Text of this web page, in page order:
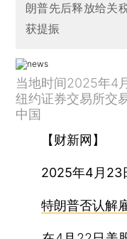
朗普先后释放给关
获提振
当地时间2025年4
纽约证券交易所交
中国
【财新网】
2025年4月23
特朗普否认解